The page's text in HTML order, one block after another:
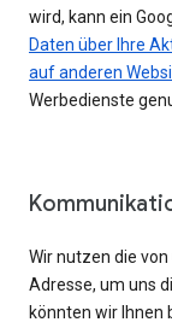
wird, kann ein
Daten über Ihre
auf anderen
Werbedienste
Wir nutzen die
Adresse, um uns
könnten wir Ihnen